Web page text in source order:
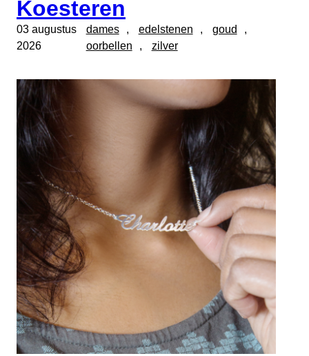
Koesteren
03 augustus
2026
dames , edelstenen , goud
oorbellen
, zilver